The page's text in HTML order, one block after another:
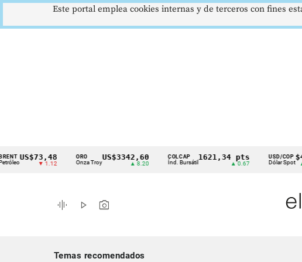
Cintillo
indicadores
económicos
US$73,48
▼ 1.12
ORO
Onza Troy
US$3342,60 COLCAP
Índ. Bursátil
1621,34 pts USD/COP
Dólar Spot
$4178
▲ 0.42
graphic_eq play_arrow photo_camera
Temas recomendados
Este portal emplea cookies internas y de terceros con fines